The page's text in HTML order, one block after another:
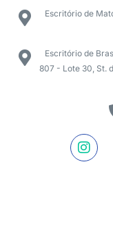
Escritório de
Escritório de
807 - Lote 30, St.